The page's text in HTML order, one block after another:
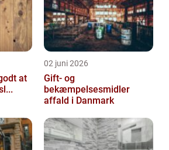
at
02 juni 2026
Gift- og
bekæmpelsesmidler
affald i Danmark